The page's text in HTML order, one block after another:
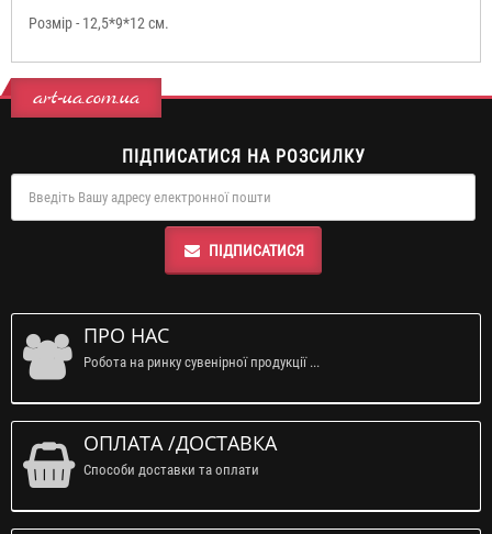
Розмір - 12,5*9*12 см.
art-ua.com.ua
ПІДПИСАТИСЯ НА РОЗСИЛКУ
ПІДПИСАТИСЯ
ПРО НАС
Робота на ринку сувенірної продукції ...
ОПЛАТА /ДОСТАВКА
Способи доставки та оплати